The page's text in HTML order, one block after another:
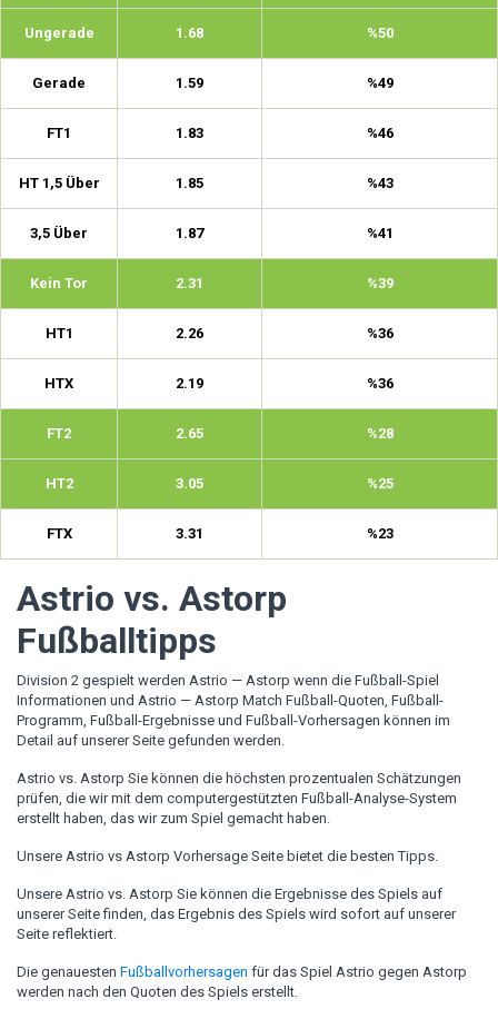
Ungerade 1.68 %50
Gerade 1.59 %49
FT1 1.83 %46
HT 1,5 Über 1.85 %43
3,5 Über 1.87 %41
Kein Tor 2.31 %39
HT1 2.26 %36
HTX 2.19 %36
FT2 2.65 %28
HT2 3.05 %25
FTX 3.31 %23
Astrio vs. Astorp
Fußballtipps
Division 2 gespielt werden Astrio — Astorp wenn die Fußball-Spiel
Informationen und Astrio — Astorp Match Fußball-Quoten, Fußball-
Programm, Fußball-Ergebnisse und Fußball-Vorhersagen können im
Detail auf unserer Seite gefunden werden.
Astrio vs. Astorp Sie können die höchsten prozentualen Schätzungen
prüfen, die wir mit dem computergestützten Fußball-Analyse-System
erstellt haben, das wir zum Spiel gemacht haben.
Unsere Astrio vs Astorp Vorhersage Seite bietet die besten Tipps.
Unsere Astrio vs. Astorp Sie können die Ergebnisse des Spiels auf
unserer Seite finden, das Ergebnis des Spiels wird sofort auf unserer
Seite reflektiert.
Die genauesten Fußballvorhersagen für das Spiel Astrio gegen Astorp
werden nach den Quoten des Spiels erstellt.